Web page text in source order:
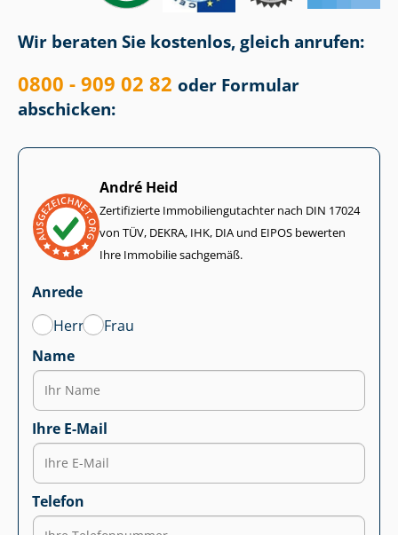
Wir beraten Sie kostenlos, gleich anrufen:
0800 - 909 02 82 oder Formular
abschicken:
André Heid
Zertifizierte Im­mo­bi­li­en­gut­ach­ter nach DIN 17024
von TÜV, DEKRA, IHK, DIA und EIPOS bewerten
Ihre Immobilie sachgemäß.
Anrede
Herr
Frau
Name
Ihre E-Mail
Telefon